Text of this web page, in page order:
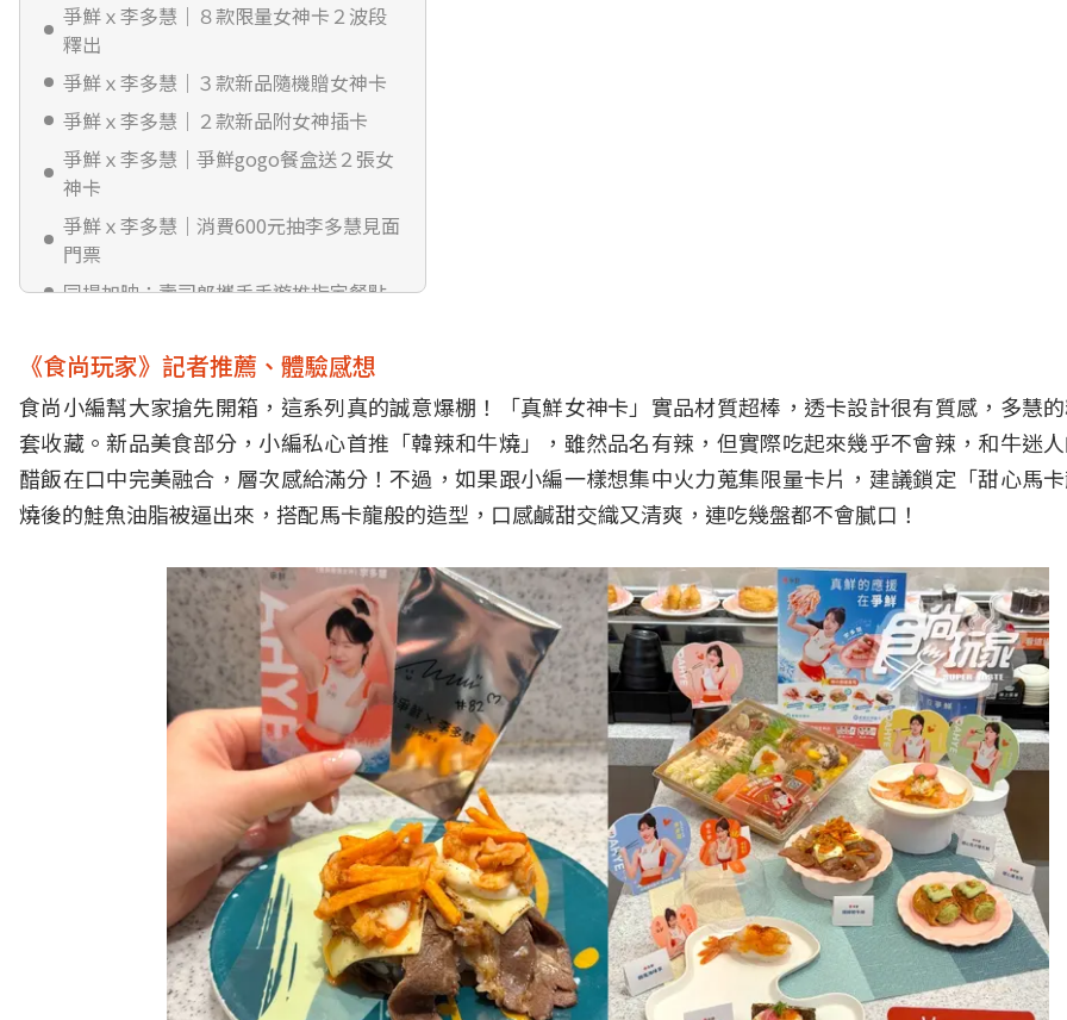
爭鮮ｘ李多慧｜８款限量女神卡２波段
釋出
爭鮮ｘ李多慧｜３款新品隨機贈女神卡
爭鮮ｘ李多慧｜２款新品附女神插卡
爭鮮ｘ李多慧｜爭鮮gogo餐盒送２張女
神卡
爭鮮ｘ李多慧｜消費600元抽李多慧見面
門票
同場加映：壽司郎攜手手遊推指定餐點
《食尚玩家》記者推薦、體驗感想
食尚小編幫大家搶先開箱，這系列真的誠意爆棚！「真鮮女神卡」實品材質超棒，透卡設計很有質感，多慧
套收藏。新品美食部分，小編私心首推「韓辣和牛燒」，雖然品名有辣，但實際吃起來幾乎不會辣，和牛迷
醋飯在口中完美融合，層次感給滿分！不過，如果跟小編一樣想集中火力蒐集限量卡片，建議鎖定「甜心馬
燒後的鮭魚油脂被逼出來，搭配馬卡龍般的造型，口感鹹甜交織又清爽，連吃幾盤都不會膩口！